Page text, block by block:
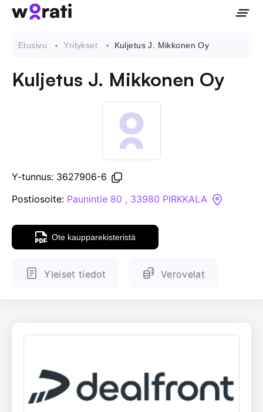
API
Pakotehaku
Etusivu Yritykset Kuljetus J. Mikkonen Oy
Kuljetus J. Mikkonen Oy
Y-tunnus: 3627906-6
Postiosoite: Paunintie 80 , 33980 PIRKKALA
Ote kaupparekisteristä
Yleiset tiedot Verovelat